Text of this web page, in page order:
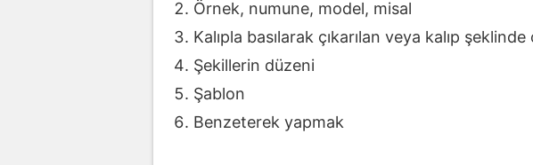
Örnek, numune, model, misal
Kalıpla basılarak çıkarılan veya kalıp
Şekillerin düzeni
Şablon
Benzeterek yapmak